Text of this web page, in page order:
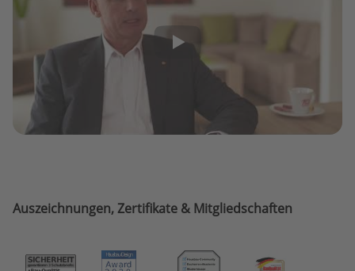
Auszeichnungen, Zertifikate & Mitgliedschaften